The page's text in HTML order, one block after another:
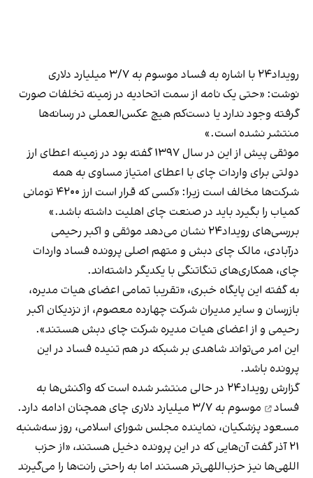
رویداد۲۴ با اشاره به فساد موسوم به ۳/۷ میلیارد دلاری
نوشت: «حتی یک نامه از سمت اتحادیه در زمینه تخلفات صورت
گرفته وجود ندارد یا دست‌کم هیچ عکس‌العملی در رسانه‌ها
منتشر نشده است.»
موثقی پیش از این در سال ۱۳۹۷ گفته بود در زمینه اعطای ارز
دولتی برای واردات چای با اعطای امتیاز مساوی به همه
شرکت‌ها مخالف است زیرا: «کسی که قرار است ارز ۴۲۰۰ تومانی
کمیاب را بگیرد باید در صنعت چای اهلیت داشته باشد.»
بررسی‌های رویداد۲۴ نشان می‌دهد موثقی و اکبر رحیمی
درآبادی، مالک چای دبش و متهم اصلی پرونده فساد واردات
چای، همکاری‌های تنگاتنگی با یکدیگر داشته‌اند.
به گفته این پایگاه خبری، «تقریبا تمامی اعضای هیات مدیره،
بازرسان و سایر مدیران شرکت چهارده معصوم، از نزدیکان اکبر
رحیمی و از اعضای هیات مدیره شرکت چای دبش هستند».
این امر می‌تواند شاهدی بر شبکه در هم‌ تنیده فساد در این
پرونده باشد.
گزارش رویداد۲۴ در حالی منتشر شده است که
واکنش‌ها به
فساد
موسوم به ۳/۷ میلیارد دلاری چای همچنان ادامه دارد.
مسعود پزشکیان، نماینده مجلس شورای اسلامی، روز سه‌شنبه
۲۱ آذر گفت آن‌هایی که در این پرونده دخیل هستند، «از حزب
اللهی‌ها نیز حزب‌اللهی‌تر هستند اما به راحتی رانت‌ها را می‌گیرند